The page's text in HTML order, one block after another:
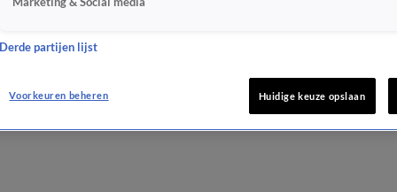
Derde partijen lijst
Voorkeuren beheren Huidige keuze opslaan